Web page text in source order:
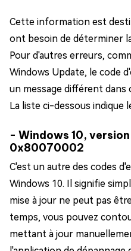
Cette information est
ont besoin de déterminer
Pour d'autres erreurs,
Windows Update, le code
un message différent dans
La liste ci-dessous indique
- Windows 10,
0x80070002
C'est un autre des codes
Windows 10. Il signifie
mise à jour ne peut pas
temps, vous pouvez
mettant à jour